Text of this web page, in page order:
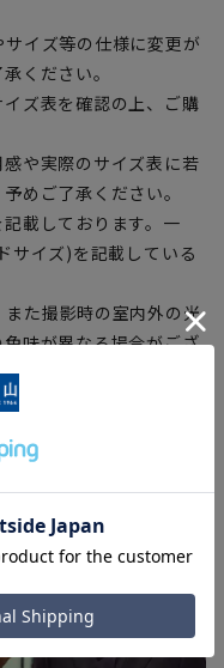
イズ等の仕様に変更が
ください。
ズ表を確認の上、ご購
や実際のサイズ表に若
めご了承ください。
載しております。一
サイズ)を記載している
た撮影時の室内外の光
味が異なる場合がござ
有しております関係
欠品が発生し、ご注文
ご了承ください。
ご注文のタイミングに
ない場合がございま